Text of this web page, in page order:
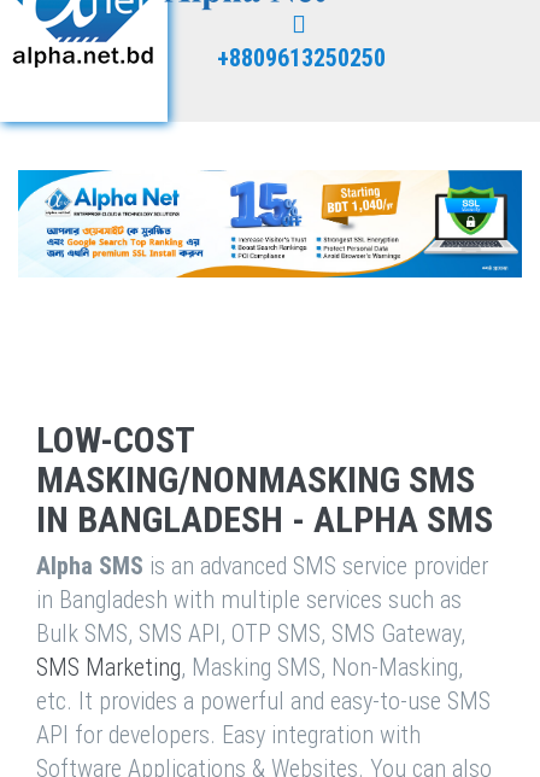
+8809613250250
LOW-COST
MASKING/NONMASKING SMS
IN BANGLADESH - ALPHA SMS
Alpha SMS is an advanced SMS service provider
in Bangladesh with multiple services such as
Bulk SMS, SMS API, OTP SMS, SMS Gateway,
SMS Marketing, Masking SMS, Non-Masking,
etc. It provides a powerful and easy-to-use SMS
API for developers. Easy integration with
Software Applications & Websites. You can also